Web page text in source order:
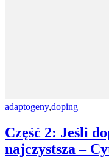
adaptogeny,doping
Część 2: Jeśli
najczystsza –